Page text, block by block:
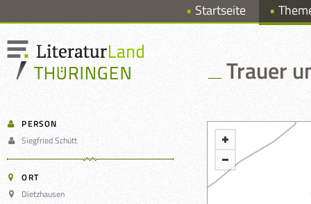
Startseite
Trauer
PERSON
Siegfried Schütt
ORT
Dietzhausen